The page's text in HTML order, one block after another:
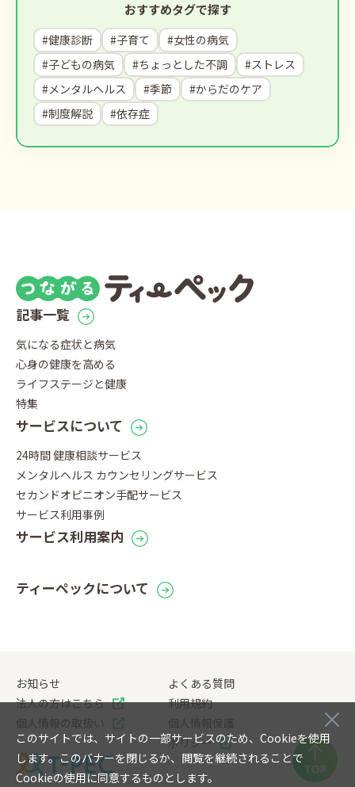
このサイトでは、サイトの一部サービスのため、Cookieを使用
します。このバナーを閉じるか、閲覧を継続されることで
Cookieの使用に同意するものとします。
おすすめタグで探す
#健康診断 #子育て
#女性の病気
#子どもの病気
#ちょっとした不調
#ストレス
#メンタルヘルス
#季節
#からだのケア
#制度解説
#依存症
記事一覧
気になる症状と病気
心身の健康を高める
ライフステージと健康
特集
サービスについて
24時間 健康相談サービス
メンタルヘルス カウンセリングサービス
セカンドオピニオン手配サービス
サービス利用事例
サービス利用案内
ティーペックについて
お知らせ
よくある質問
法人の方はこちら
利用規約
個人情報の取扱い
個人情報保護
ポリシー